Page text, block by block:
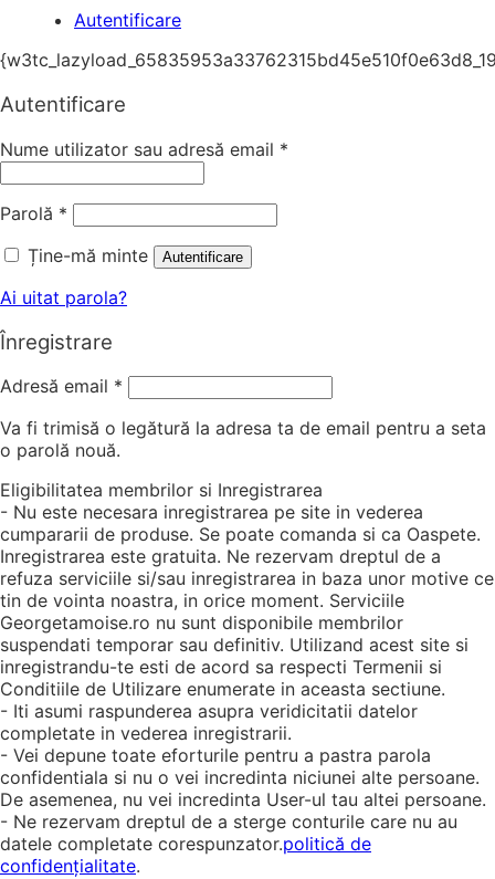
Autentificare
Autentificare
Nume utilizator sau adresă email *
Parolă *
Ține-mă minte
Autentificare
Ai uitat parola?
Înregistrare
Adresă email *
Va fi trimisă o legătură la adresa ta de email pentru a seta
o parolă nouă.
Eligibilitatea membrilor si Inregistrarea
- Nu este necesara inregistrarea pe site in vederea
cumpararii de produse. Se poate comanda si ca Oaspete.
Inregistrarea este gratuita. Ne rezervam dreptul de a
refuza serviciile si/sau inregistrarea in baza unor motive ce
tin de vointa noastra, in orice moment. Serviciile
Georgetamoise.ro nu sunt disponibile membrilor
suspendati temporar sau definitiv. Utilizand acest site si
inregistrandu-te esti de acord sa respecti Termenii si
Conditiile de Utilizare enumerate in aceasta sectiune.
- Iti asumi raspunderea asupra veridicitatii datelor
completate in vederea inregistrarii.
- Vei depune toate eforturile pentru a pastra parola
confidentiala si nu o vei incredinta niciunei alte persoane.
De asemenea, nu vei incredinta User-ul tau altei persoane.
- Ne rezervam dreptul de a sterge conturile care nu au
datele completate corespunzator.politică de
confidențialitate.